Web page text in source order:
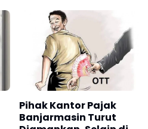
Pihak Kantor Pajak
Banjarmasin Turut